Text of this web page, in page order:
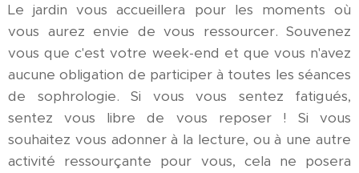
Le jardin vous accueillera pour les moments où
vous aurez envie de vous ressourcer. Souvenez
vous que c'est votre week-end et que vous n'avez
aucune obligation de participer à toutes les séances
de sophrologie. Si vous vous sentez fatigués,
sentez vous libre de vous reposer ! Si vous
souhaitez vous adonner à la lecture, ou à une autre
activité ressourçante pour vous, cela ne posera